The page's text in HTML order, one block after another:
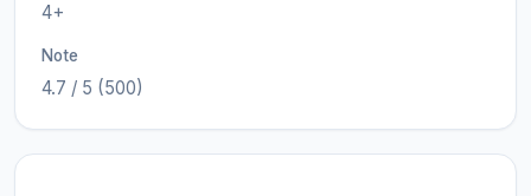
4+
Note
4.7 / 5 (500)